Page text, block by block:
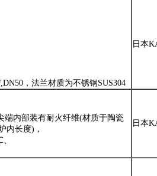
，法兰材质为不锈钢SUS304
日本
端内部装有耐火纤维(材质于陶瓷
内长度)，
日本